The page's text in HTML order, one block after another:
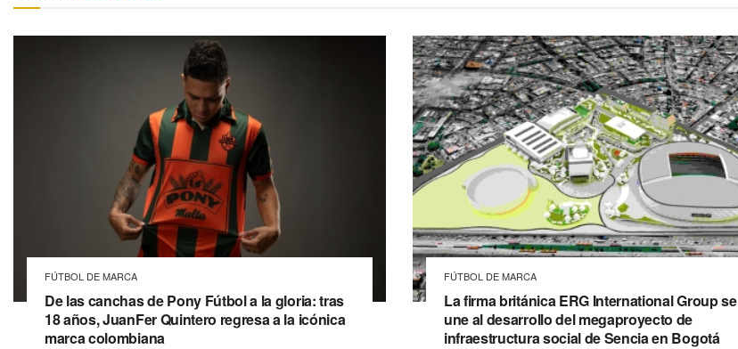
FÚTBOL DE MARCA
De las canchas de Pony Fútbol a la gloria: tras
18 años, JuanFer Quintero regresa a la icónica
marca colombiana
FÚTBOL DE MARCA
La firma británica ERG International Group se
une al desarrollo del megaproyecto de
infraestructura social de Sencia en Bogotá